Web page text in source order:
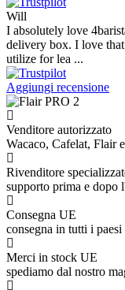
Will
I absolutely love
delivery box. I love
utilize for lea ...
Aggiungi recensione
Venditore autorizzato
Wacaco, Cafelat, Flair
Rivenditore
supporto prima e dopo
Consegna UE
consegna in tutti i
Merci in stock UE
spediamo dal nostro